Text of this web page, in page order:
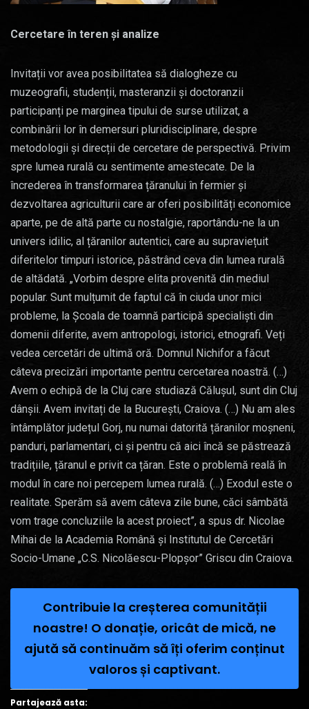
Cercetare în teren și analize
Invitații vor avea posibilitatea să dialogheze cu
muzeografii, studenții, masteranzii și doctoranzii
participanți pe marginea tipului de surse utilizat, a
combinării lor în demersuri pluridisciplinare, despre
metodologii și direcții de cercetare de perspectivă. Privim
spre lumea rurală cu sentimente amestecate. De la
încrederea în transformarea țăranului în fermier și
dezvoltarea agriculturii care ar oferi posibilități economice
aparte, pe de altă parte cu nostalgie, raportându-ne la un
univers idilic, al țăranilor autentici, care au supraviețuit
diferitelor timpuri istorice, păstrând ceva din lumea rurală
de altădată. „Vorbim despre elita provenită din mediul
popular. Sunt mulțumit de faptul că în ciuda unor mici
probleme, la Școala de toamnă participă specialiști din
domenii diferite, avem antropologi, istorici, etnografi. Veți
vedea cercetări de ultimă oră. Domnul Nichifor a făcut
câteva precizări importante pentru cercetarea noastră. (…)
Avem o echipă de la Cluj care studiază Călușul, sunt din Cluj
dânșii. Avem invitați de la București, Craiova. (…) Nu am ales
întâmplător județul Gorj, nu numai datorită țăranilor moșneni,
panduri, parlamentari, ci și pentru că aici încă se păstrează
tradițiile, țăranul e privit ca țăran. Este o problemă reală în
modul în care noi percepem lumea rurală. (…) Exodul este o
realitate. Sperăm să avem câteva zile bune, căci sâmbătă
vom trage concluziile la acest proiect”, a spus dr. Nicolae
Mihai de la Academia Română și Institutul de Cercetări
Socio-Umane „C.S. Nicolăescu-Plopșor” Griscu din Craiova.
Contribuie la creșterea comunității
noastre! O donație, oricât de mică, ne
ajută să continuăm să îți oferim conținut
valoros și captivant.
Partajează asta: